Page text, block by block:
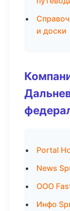
и доски
Portal
News
ООО
Инфо